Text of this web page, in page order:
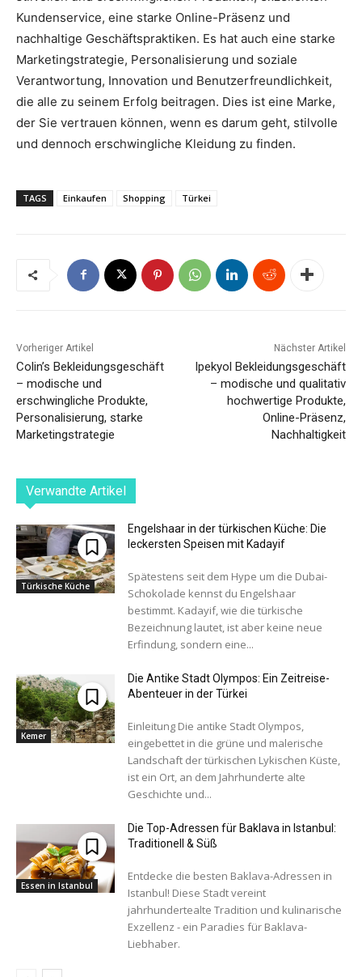
Kundenservice, eine starke Online-Präsenz und
nachhaltige Geschäftspraktiken. Es hat auch eine starke
Marketingstrategie, Personalisierung und soziale
Verantwortung, Innovation und Benutzerfreundlichkeit,
die alle zu seinem Erfolg beitragen. Dies ist eine Marke,
der Sie vertrauen können, wenn es darum geht, stilvolle
und dennoch erschwingliche Kleidung zu finden.
TAGS Einkaufen Shopping Türkei
Vorheriger Artikel
Colin’s Bekleidungsgeschäft
– modische und
erschwingliche Produkte,
Personalisierung, starke
Marketingstrategie
Nächster Artikel
Ipekyol Bekleidungsgeschäft
– modische und qualitativ
hochwertige Produkte,
Online-Präsenz,
Nachhaltigkeit
Verwandte Artikel
Türkische Küche
Engelshaar in der türkischen Küche: Die
leckersten Speisen mit Kadayif
Spätestens seit dem Hype um die Dubai-
Schokolade kennst du Engelshaar
bestimmt. Kadayif, wie die türkische
Bezeichnung lautet, ist aber keine neue
Erfindung, sondern eine...
Kemer
Die Antike Stadt Olympos: Ein Zeitreise-
Abenteuer in der Türkei
Einleitung Die antike Stadt Olympos,
eingebettet in die grüne und malerische
Landschaft der türkischen Lykischen Küste,
ist ein Ort, an dem Jahrhunderte alte
Geschichte und...
Essen in Istanbul
Die Top-Adressen für Baklava in Istanbul:
Traditionell & Süß
Entdecke die besten Baklava-Adressen in
Istanbul! Diese Stadt vereint
jahrhundertealte Tradition und kulinarische
Exzellenz - ein Paradies für Baklava-
Liebhaber.